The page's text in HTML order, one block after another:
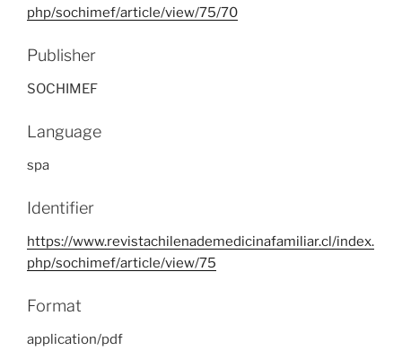
php/sochimef/article/view/75/70
Publisher
SOCHIMEF
Language
spa
Identifier
https://www.revistachilenademedicinafamiliar.cl/index.
php/sochimef/article/view/75
Format
application/pdf